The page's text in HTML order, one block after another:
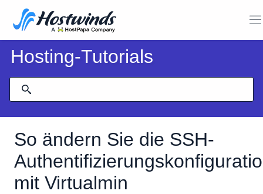
Hosting-Tutorials
So ändern Sie die SSH-
mit Virtualmin